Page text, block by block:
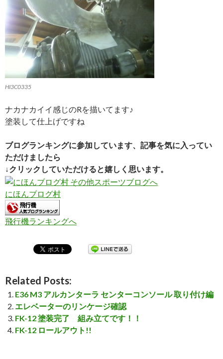
HI3C0335
ナカナカイイ感じのRを描いてます♪
塗装して仕上げですね
ブログランキングに参加しています、記事を気に入ってい
ただけましたら
↓クリックしていただけると嬉しく思います。
にほんブログ村
飛行機ランキングへ
Related Posts:
E36 M3 アルカンターラ センターコンソール 取り付け編
エレベーターのリンケージ確認
FK-12 塗装完了 組み立てです！！
FK-12 ロールアウト!!